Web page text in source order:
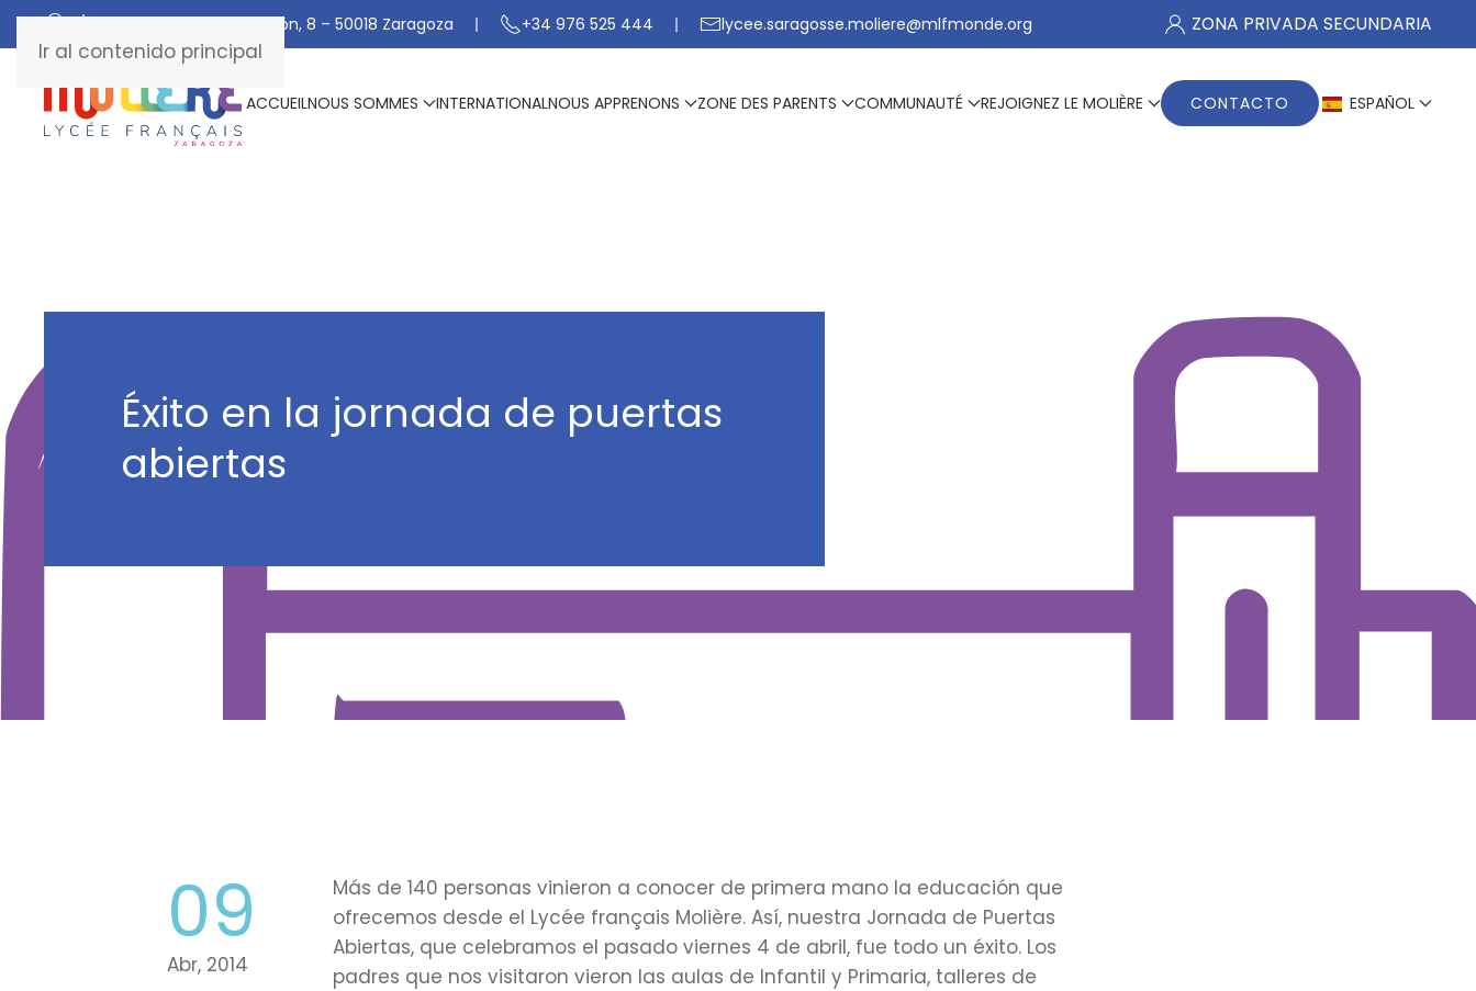
Ir al contenido principal
C/ De Manuel Marraco Ramón, 8 – 50018 Zaragoza +34 976 525 444 lycee.saragosse.moliere@mlfmonde.org ZONA PRIVADA SECUNDARIA
ACCUEILNOUS SOMMES INTERNATIONALNOUS APPRENONS ZONE DES PARENTS COMMUNAUTÉ REJOIGNEZ LE MOLIÈRE CONTACTO ESPAÑOL
Éxito en la jornada de puertas
abiertas
09
Abr, 2014
Más de 140 personas vinieron a conocer de primera mano la educación que
ofrecemos desde el Lycée français Molière. Así, nuestra Jornada de Puertas
Abiertas, que celebramos el pasado viernes 4 de abril, fue todo un éxito. Los
padres que nos visitaron vieron las aulas de Infantil y Primaria, talleres de